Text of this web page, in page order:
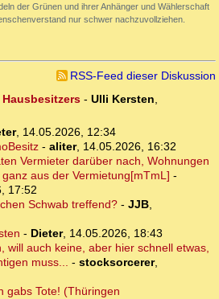
der Grünen und ihrer Anhänger und Wählerschaft
nur schwer nachzuvollziehen.
RSS-Feed dieser Diskussion
- Ulli Kersten,
, 14.05.2026, 12:34
- aliter, 14.05.2026, 16:32
Vermieter darüber nach, Wohnungen
aus der Vermietung[mTmL] -
17:52
Schwab treffend?- JJB,
- Dieter, 14.05.2026, 18:43
will auch keine, aber hier schnell etwas,
muss... - stocksorcerer,
gabs Tote! (Thüringen